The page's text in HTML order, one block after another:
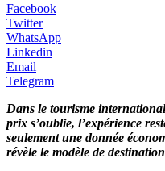
Facebook
Twitter
WhatsApp
Linkedin
Email
Telegram
Dans le tourisme
prix s’oublie, l’expérience
seulement une donnée
révèle le modèle de